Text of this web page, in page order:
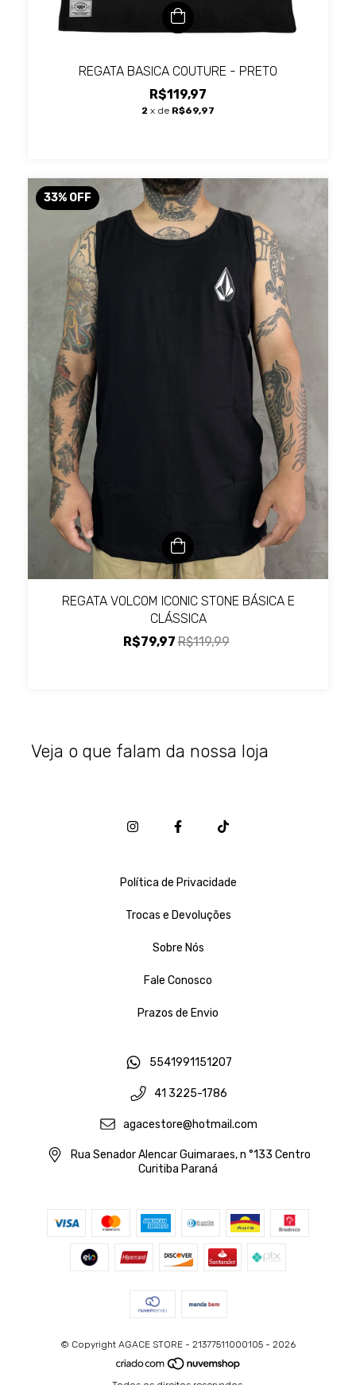
REGATA BASICA COUTURE - PRETO
R$119,97
2 x de R$69,97
33% OFF
REGATA VOLCOM ICONIC STONE BÁSICA E
CLÁSSICA
R$79,97R$119,99
Veja o que falam da nossa loja
Política de Privacidade
Trocas e Devoluções
Sobre Nós
Fale Conosco
Prazos de Envio
5541991151207
41 3225-1786
agacestore@hotmail.com
Rua Senador Alencar Guimaraes, n °133 Centro
Curitiba Paraná
© Copyright AGACE STORE - 21377511000105 - 2026